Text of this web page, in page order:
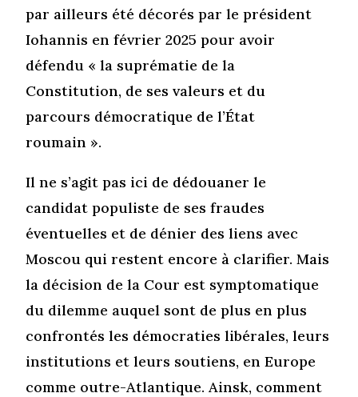
par ailleurs été décorés par le président
Iohannis en février 2025 pour avoir
défendu « la suprématie de la
Constitution, de ses valeurs et du
parcours démocratique de l’État
roumain ».
Il ne s’agit pas ici de dédouaner le
candidat populiste de ses fraudes
éventuelles et de dénier des liens avec
Moscou qui restent encore à clarifier. Mais
la décision de la Cour est symptomatique
du dilemme auquel sont de plus en plus
confrontés les démocraties libérales, leurs
institutions et leurs soutiens, en Europe
comme outre-Atlantique. Ainsk, comment